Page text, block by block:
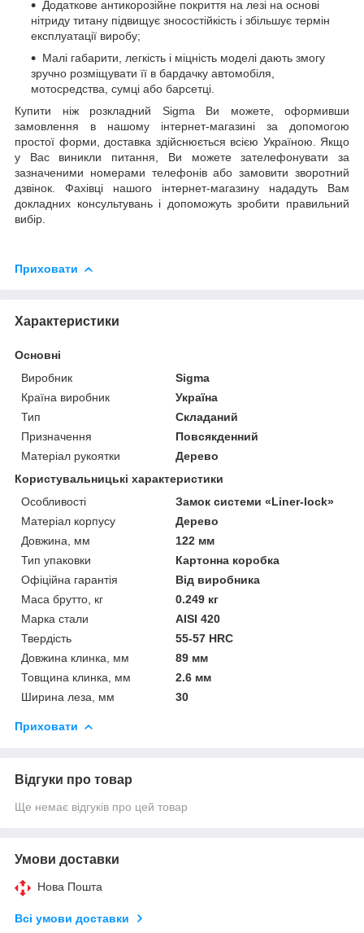
Додаткове антикорозійне покриття на лезі на основі
нітриду титану підвищує зносостійкість і збільшує термін
експлуатації виробу;
Малі габарити, легкість і міцність моделі дають змогу
зручно розміщувати її в бардачку автомобіля,
мотосредства, сумці або барсетці.
Купити ніж розкладний Sigma Ви можете, оформивши
замовлення в нашому інтернет-магазині за допомогою
простої форми, доставка здійснюється всією Україною. Якщо
у Вас виникли питання, Ви можете зателефонувати за
зазначеними номерами телефонів або замовити зворотний
дзвінок. Фахівці нашого інтернет-магазину нададуть Вам
докладних консультувань і допоможуть зробити правильний
вибір.
Приховати
Характеристики
Основні
Виробник
Sigma
Країна виробник
Україна
Тип
Складаний
Призначення
Повсякденний
Матеріал рукоятки
Дерево
Користувальницькі характеристики
Особливості
Замок системи «Liner-lock»
Матеріал корпусу
Дерево
Довжина, мм
122 мм
Тип упаковки
Картонна коробка
Офіційна гарантія
Від виробника
Маса брутто, кг
0.249 кг
Марка стали
AISI 420
Твердість
55-57 HRC
Довжина клинка, мм
89 мм
Товщина клинка, мм
2.6 мм
Ширина леза, мм
30
Приховати
Відгуки про товар
Ще немає відгуків про цей товар
Умови доставки
Нова Пошта
Всі умови доставки